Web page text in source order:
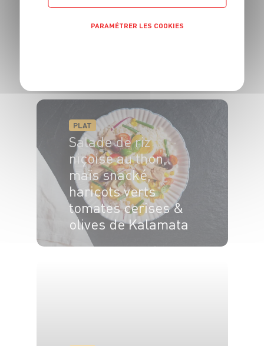
Fricassée de
4 pers. 30 min 20 min
PLAT
Salade de riz
niçoise au thon,
maïs snacké,
haricots verts
tomates cerises &
olives de Kalamata
PARAMÉTRER LES COOKIES